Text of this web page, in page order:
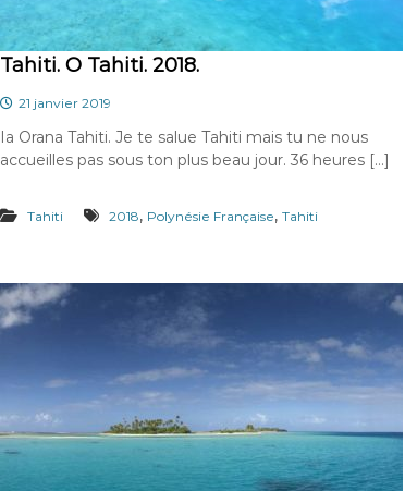
Tahiti. O Tahiti. 2018.
21 janvier 2019
Ia Orana Tahiti. Je te salue Tahiti mais tu ne nous
accueilles pas sous ton plus beau jour. 36 heures […]
Tahiti 2018, Polynésie Française, Tahiti